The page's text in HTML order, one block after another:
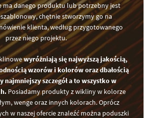
ma danego produktu lub potrzebny jest
chętnie stworzymy go na
klienta, według przygotowanego
przez niego projektu.
wyróżniają się najwyższą jakością,
wzorów i kolorów oraz dbałością
najmniejszy szczegół a to wszystko w
Posiadamy produkty z wikliny w kolorze
wenge oraz innych kolorach. Oprócz
w naszej ofercie znaleźć można poduszki